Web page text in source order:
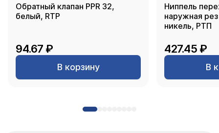
Обратный клапан PPR 32,
белый, RTP
94.67 ₽
В корзину
Ниппель
наружная
никель, РТП
427.45 ₽
В